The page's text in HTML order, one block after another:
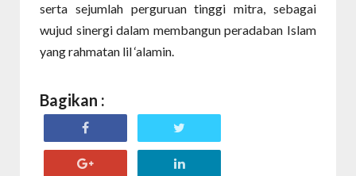
serta sejumlah perguruan tinggi mitra, sebagai
wujud sinergi dalam membangun peradaban Islam
yang rahmatan lil ‘alamin.
Bagikan :